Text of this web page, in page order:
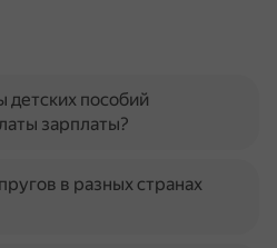
пособий
зарплаты?
в разных странах